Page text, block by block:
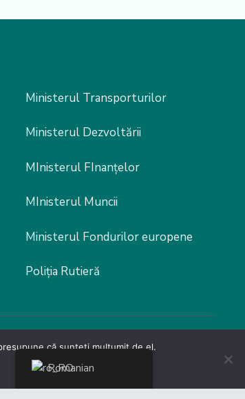
Ministerul Transporturilor
Ministerul Dezvoltării
MInisterul FInanțelor
MInisterul Muncii
Ministerul Fondurilor europene
Poliția Rutieră
Edwards
Romanian
că sunteți mulțumit de el.